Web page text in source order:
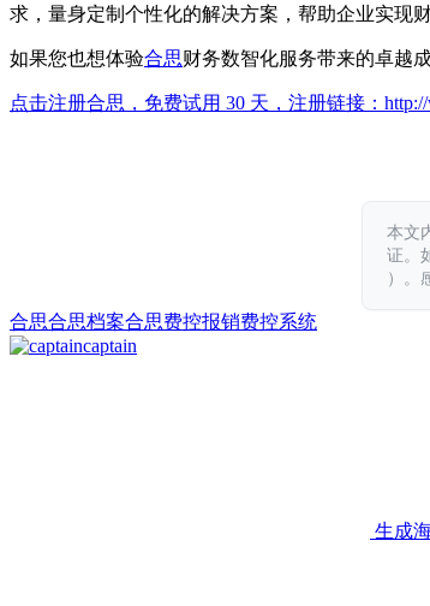
求，量身定制个性化的解决方案，帮助企业实现
如果您也想体验合思财务数智化服务带来的卓越
点击注册合思，免费试用 30 天，注册链接：
本文
证。
）。
合思合思档案合思费控报销费控系统
captain
生成